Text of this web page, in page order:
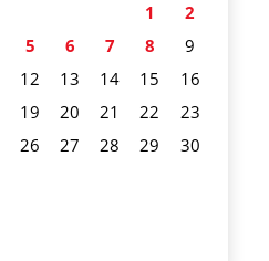
1
2
5 6 7 8
9
12 13 14 15
16
19 20 21 22
23
26 27 28 29
30